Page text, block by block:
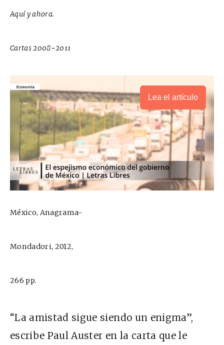
Aquí y ahora.
Cartas 2008-2011
Lea el artículo
México, Anagrama-
Mondadori, 2012,
266 pp.
“La amistad sigue siendo un enigma”,
escribe Paul Auster en la carta que le